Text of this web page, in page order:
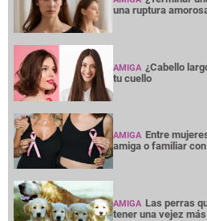
una ruptura
AMIGA ¿Cabello
tu cuello
AMIGA Entre
amiga o familiar
AMIGA Las perras
tener una vejez